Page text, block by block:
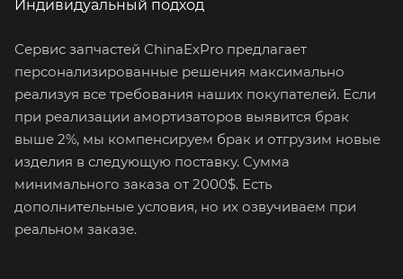
Индивидуальный подход
Сервис запчастей ChinaExPro предлагает
персонализированные решения максимально
реализуя все требования наших покупателей. Если
при реализации амортизаторов выявится брак
выше 2%, мы компенсируем брак и отгрузим новые
изделия в следующую поставку. Сумма
минимального заказа от 2000$. Есть
дополнительные условия, но их озвучиваем при
реальном заказе.